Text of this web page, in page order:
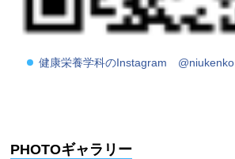
健康栄養学科のInstagram @niukenko
PHOTOギャラリー